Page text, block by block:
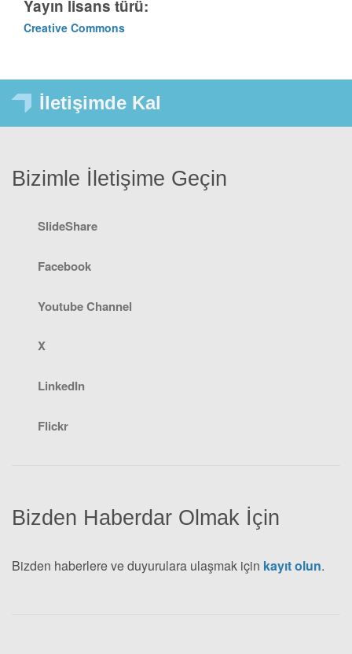
Yayın lisans türü:
Creative Commons
İletişimde Kal
Bizden Haberdar Olmak İçin
Bizden haberlere ve duyurulara ulaşmak için kayıt olun.
Bizimle İletişime Geçin
SlideShare
Facebook
Youtube Channel
X
LinkedIn
Flickr